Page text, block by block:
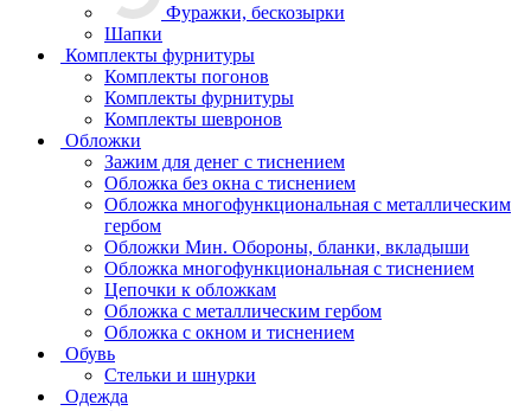
Фуражки, бескозырки
Шапки
Комплекты фурнитуры
Комплекты погонов
Комплекты фурнитуры
Комплекты шевронов
Обложки
Зажим для денег с тиснением
Обложка без окна с тиснением
Обложка многофункциональная с металлическим
гербом
Обложки Мин. Обороны, бланки, вкладыши
Обложка многофункциональная с тиснением
Цепочки к обложкам
Обложка с металлическим гербом
Обложка с окном и тиснением
Обувь
Стельки и шнурки
Одежда